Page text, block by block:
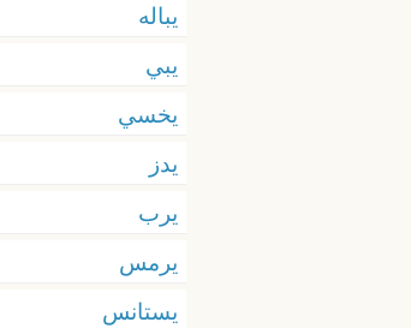
يباله
يبي
يخسي
يدز
يرب
يرمس
يستانس